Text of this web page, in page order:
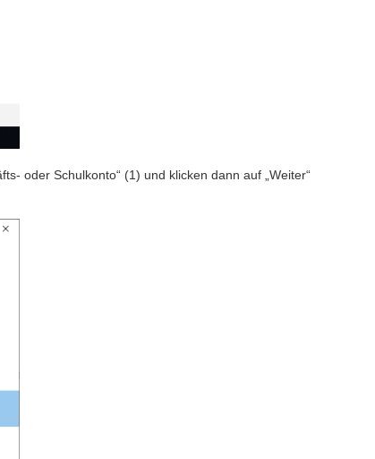
oder Schulkonto“ (1) und klicken dann auf „Weiter“